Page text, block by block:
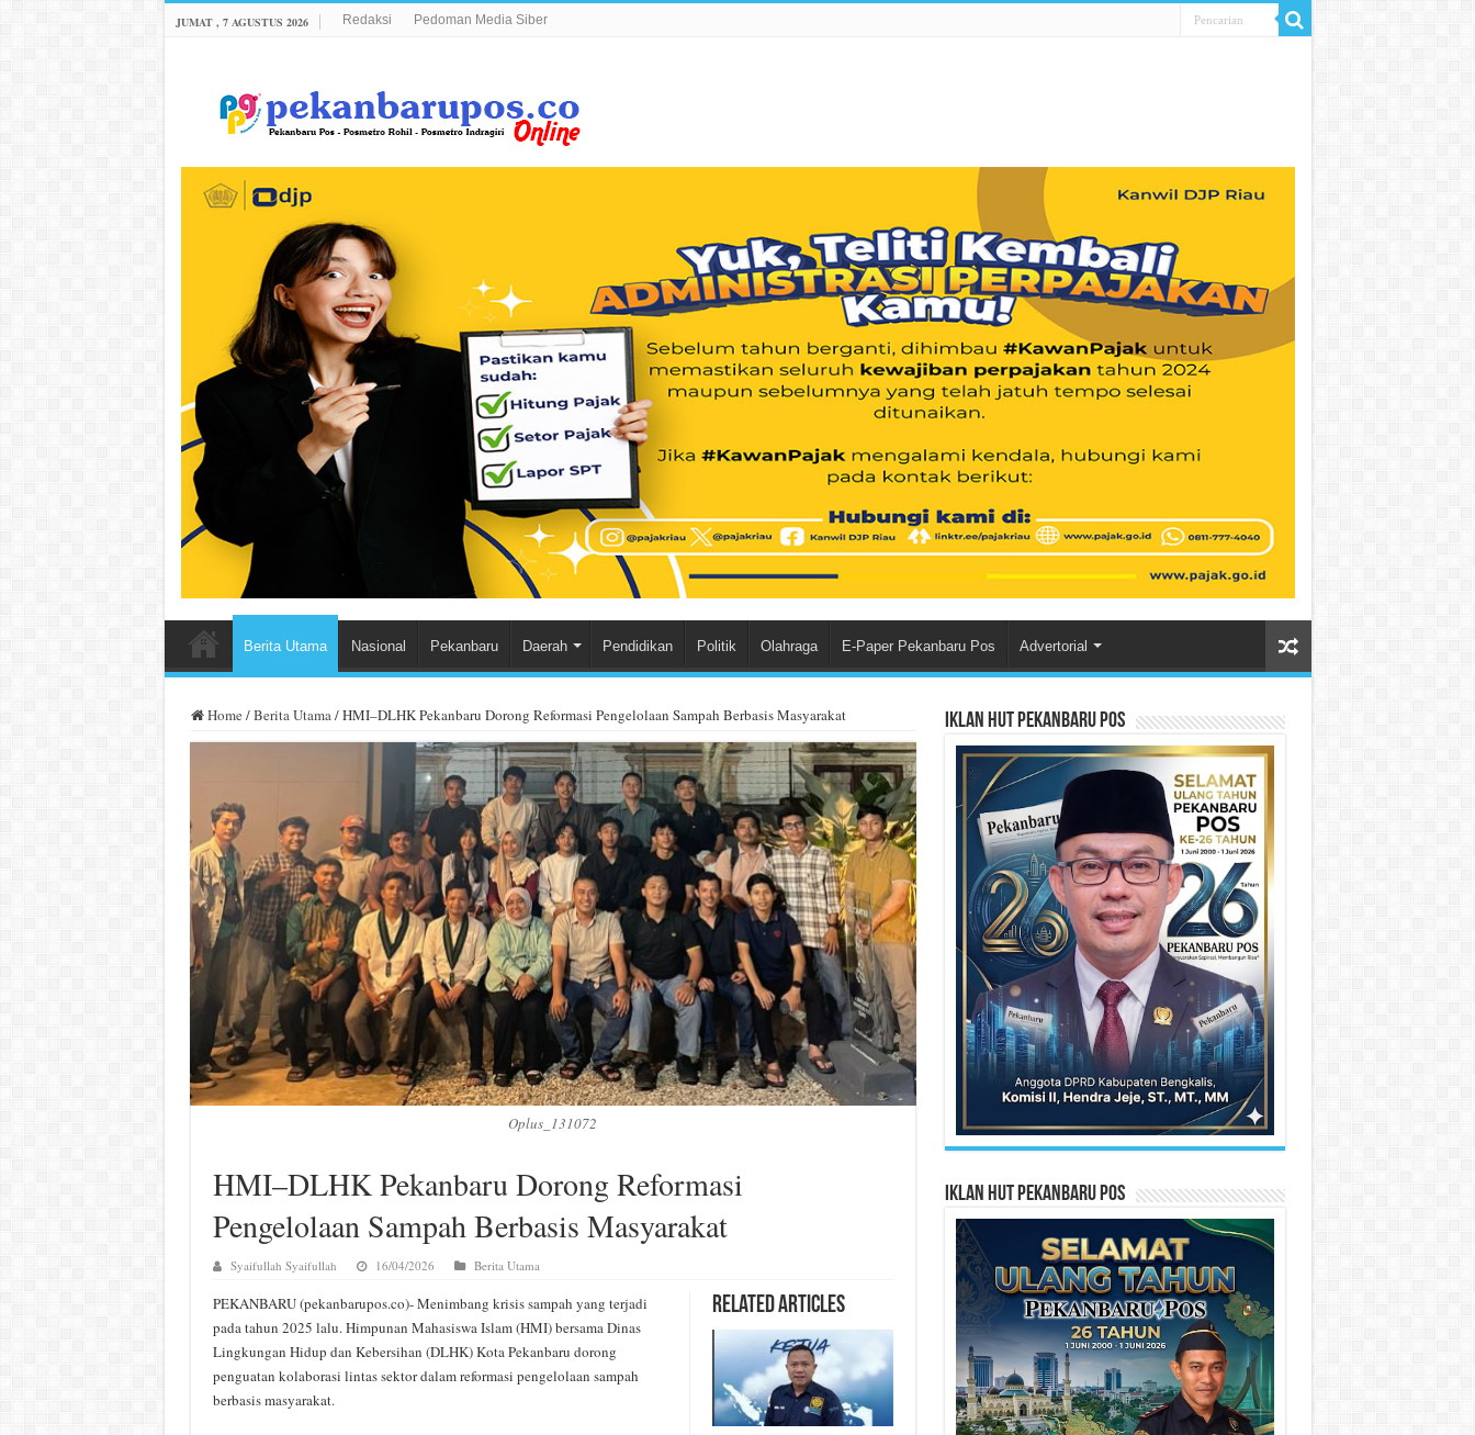
JUMAT , 7 AGUSTUS 2026 Redaksi Pedoman Media Siber
Berita Utama Nasional Pekanbaru Daerah Pendidikan Politik Olahraga E-Paper Pekanbaru Pos Advertorial
Home /Berita Utama/HMI–DLHK Pekanbaru Dorong Reformasi Pengelolaan Sampah Berbasis Masyarakat
Oplus_131072
HMI–DLHK Pekanbaru Dorong Reformasi
Pengelolaan Sampah Berbasis Masyarakat
Syaifullah Syaifullah 16/04/2026 Berita Utama
Related Articles
PEKANBARU (pekanbarupos.co)- Menimbang krisis sampah yang terjadi
pada tahun 2025 lalu. Himpunan Mahasiswa Islam (HMI) bersama Dinas
Lingkungan Hidup dan Kebersihan (DLHK) Kota Pekanbaru dorong
penguatan kolaborasi lintas sektor dalam reformasi pengelolaan sampah
berbasis masyarakat.
Iklan HUT Pekanbaru Pos
Iklan HUT Pekanbaru Pos